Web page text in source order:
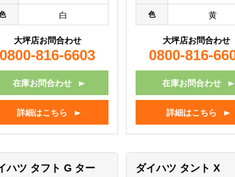
白
大坪店お問合わせ
0800-816-6603
在庫お問合わせ
詳細はこちら
色 黄
大坪店お問合わせ
0800-816-
在庫お問合わせ
詳細はこちら
ハツ タフト G ター
ダイハツ タント X